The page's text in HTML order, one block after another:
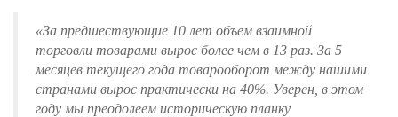
«За предшествующие 10 лет объем взаимной
торговли товарами вырос более чем в 13 раз. За 5
месяцев текущего года товарооборот между нашими
странами вырос практически на 40%. Уверен, в этом
году мы преодолеем историческую планку